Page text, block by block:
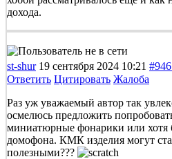
дохода.
st-shur 19 сентября 2024 10:21
Ответить Цитировать Жалоба
Раз уж уважаемый автор так
осмелюсь предложить
миниатюрные фонарики или хотя
домофона. КМК изделия могут
полезными???